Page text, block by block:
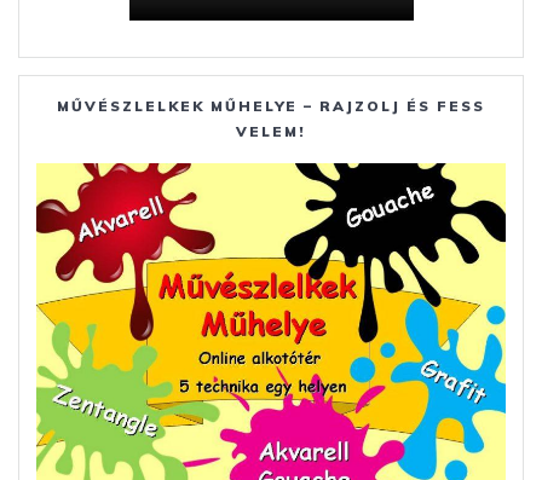
MŰVÉSZLELKEK MŰHELYE – RAJZOLJ ÉS FESS
VELEM!